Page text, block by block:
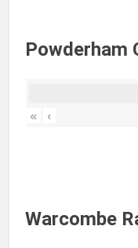
Powderham
« ‹
Warcombe